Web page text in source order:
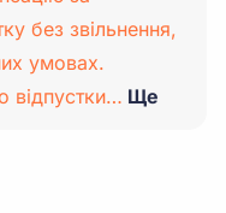
без звільнення,
умовах.
відпустки… Ще